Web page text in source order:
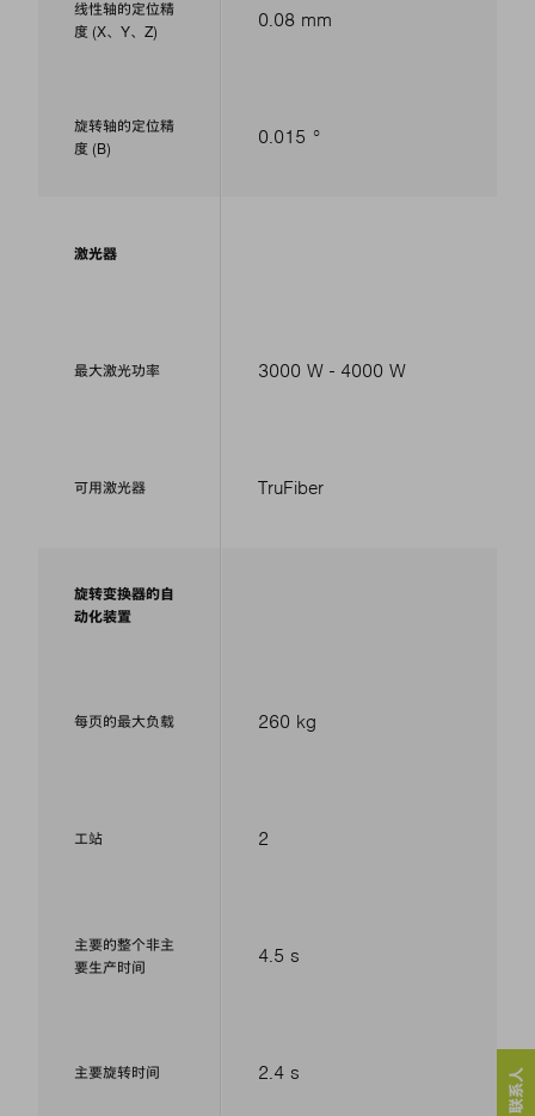
线性轴的定位精
度 (X、Y、Z)
旋转轴的定位精
度 (B)
激光器
最大激光功率
可用激光器
旋转变换器的自
动化装置
每页的最大负载
工站
主要的整个非主
要生产时间
主要旋转时间
0.08 mm
0.015 °
3000 W - 4000 W
TruFiber
260 kg
2
4.5 s
2.4 s